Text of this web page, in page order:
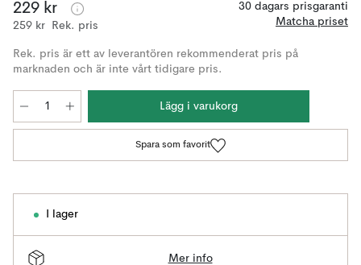
229 kr
259 kr Rek. pris
30 dagars prisgaranti
Matcha priset
Rek. pris är ett av leverantören rekommenderat pris på
marknaden och är inte vårt tidigare pris.
Lägg i varukorg
Spara som favorit
I lager
Mer info